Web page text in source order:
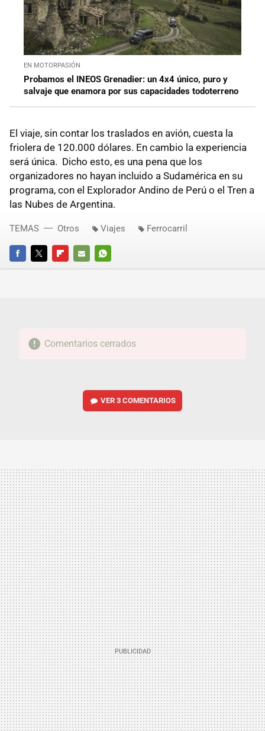
EN MOTORPASIÓN
Probamos el INEOS Grenadier: un 4x4 único, puro y
salvaje que enamora por sus capacidades todoterreno
El viaje, sin contar los traslados en avión, cuesta la
friolera de 120.000 dólares. En cambio la experiencia
será única. Dicho esto, es una pena que los
organizadores no hayan incluido a Sudamérica en su
programa, con el Explorador Andino de Perú o el Tren a
las Nubes de Argentina.
FACEBOOKTWITTERFLIPBOARD
E-
WHATSAPP
TEMAS Otros Viajes Ferrocarril
Comentarios cerrados
VER3 COMENTARIOS